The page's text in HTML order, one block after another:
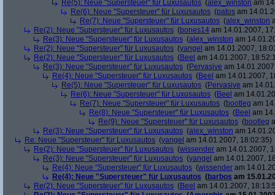
Re(5): Neue "Supersteuer" für Luxusautos (alex_winston am
Re(6): Neue "Supersteuer" für Luxusautos (patos am
Re(7): Neue "Supersteuer" für Luxusautos (alex_winston
Re(2): Neue "Supersteuer" für Luxusautos (bones14 am 14.01.2007,
Re(3): Neue "Supersteuer" für Luxusautos (alex_winston am
Re(2): Neue "Supersteuer" für Luxusautos (yangel am 14.01.2007,
Re(2): Neue "Supersteuer" für Luxusautos (Beel am 14.01.2007,
Re(3): Neue "Supersteuer" für Luxusautos (Pervasive am
Re(4): Neue "Supersteuer" für Luxusautos (Beel am 14.01.2007,
Re(5): Neue "Supersteuer" für Luxusautos (Pervasive am
Re(6): Neue "Supersteuer" für Luxusautos (Beel am
Re(7): Neue "Supersteuer" für Luxusautos (bootleg am
Re(8): Neue "Supersteuer" für Luxusautos (Beel am
Re(9): Neue "Supersteuer" für Luxusautos (bootleg
Re(3): Neue "Supersteuer" für Luxusautos (alex_winston am
Re: Neue "Supersteuer" für Luxusautos (yangel am 14.01.2007, 18:02:35)
Re(2): Neue "Supersteuer" für Luxusautos (wissender am 14.01.2007,
Re(3): Neue "Supersteuer" für Luxusautos (yangel am 14.01.2007,
Re(4): Neue "Supersteuer" für Luxusautos (wissender am
Re(4): Neue "Supersteuer" für Luxusautos (barbos am
Re(2): Neue "Supersteuer" für Luxusautos (Beel am 14.01.2007,